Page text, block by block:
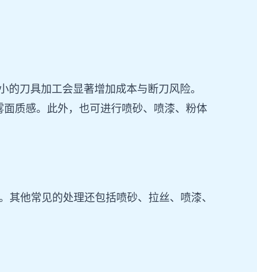
刀具加工会显著增加成本与断刀风险。
质感。此外，也可进行喷砂、喷漆、粉体
他常见的处理还包括喷砂、拉丝、喷漆、